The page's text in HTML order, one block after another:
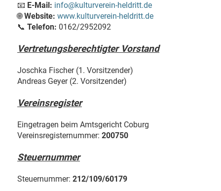
📧 E-Mail: info@kulturverein-heldritt.de
🌐Website: www.kulturverein-heldritt.de
📞 Telefon: 0162/2952092
Vertretungsberechtigter Vorstand
Joschka Fischer (1. Vorsitzender)
Andreas Geyer (2. Vorsitzender)
Vereinsregister
Eingetragen beim Amtsgericht Coburg
Vereinsregisternummer: 200750
Steuernummer
Steuernummer: 212/109/60179